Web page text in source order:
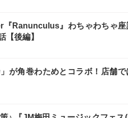
『Ranunculus』わちゃわちゃ
【後編】
が角巻わためとコラボ！店舗